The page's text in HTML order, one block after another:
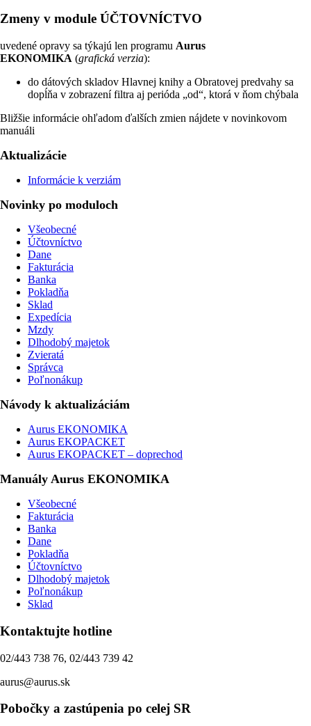
Zmeny v module ÚČTOVNÍCTVO
uvedené opravy sa týkajú len programu Aurus
EKONOMIKA (grafická verzia):
do dátových skladov Hlavnej knihy a Obratovej predvahy sa
dopĺňa v zobrazení filtra aj perióda „od“, ktorá v ňom chýbala
Bližšie informácie ohľadom ďalších zmien nájdete v novinkovom
manuáli
Aktualizácie
Informácie k verziám
Novinky po moduloch
Všeobecné
Účtovníctvo
Dane
Fakturácia
Banka
Pokladňa
Sklad
Expedícia
Mzdy
Dlhodobý majetok
Zvieratá
Správca
Poľnonákup
Návody k aktualizáciám
Aurus EKONOMIKA
Aurus EKOPACKET
Aurus EKOPACKET – doprechod
Manuály Aurus EKONOMIKA
Všeobecné
Fakturácia
Banka
Dane
Pokladňa
Účtovníctvo
Dlhodobý majetok
Poľnonákup
Sklad
Kontaktujte hotline
02/443 738 76, 02/443 739 42
aurus@aurus.sk
Pobočky a zastúpenia po celej SR